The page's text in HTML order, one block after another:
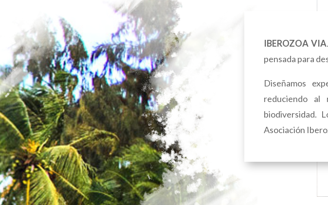
IBEROZOA
pensada para
Diseñamos
reduciendo al
biodiversidad.
Asociación